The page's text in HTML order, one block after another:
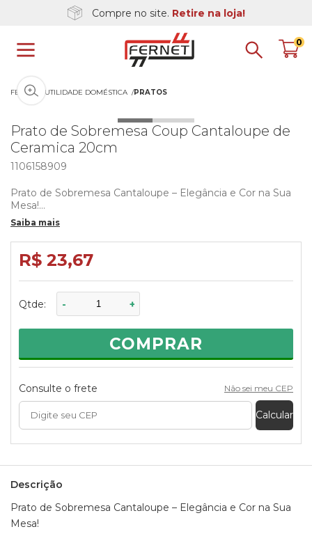
0
Compre no site. Retire na loja!
FERNET UTILIDADE DOMÉSTICA PRATOS
Clique na imagem para dar zoom
Prato de Sobremesa Coup Cantaloupe de
Ceramica 20cm
1106158909
Prato de Sobremesa Cantaloupe – Elegância e Cor na Sua
Mesa!
Adicione um toque de charme e sofisticação às suas
refeições com o Prato de Sobremesa Cantaloupe. Com um
design moderno e um tom de laranja, ele é perfeito para
servir suas sobremesas favoritas com estilo.
- Material: Cerâmica de alta qualidade
- Diâmetro: Ideal para sobremesas e pequenas porções
- Cor: Laranja Cantaloupe, trazendo um toque sofisticado e
acolhedor
- Fácil de limpar e resistente
Transforme suas refeições com elegância! Adquira já o seu
Informações:
Composição:
- Cerâmica
Coleção:
Medidas aproximadas do prato:
- Altura: 2cm
- Diâmetro: 20cm
- Peso: 410g
Saiba mais
R$ 23,67
Qtde: - +
COMPRAR
Consulte o frete Não sei meu CEP
Calcular
Descrição
Prato de Sobremesa Cantaloupe – Elegância e Cor na Sua
Mesa!